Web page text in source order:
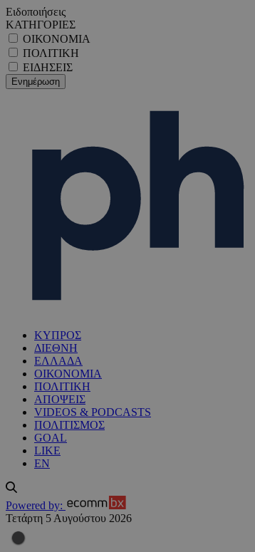
Ειδοποιήσεις
ΚΑΤΗΓΟΡΙΕΣ
ΟΙΚΟΝΟΜΙΑ
ΠΟΛΙΤΙΚΗ
ΕΙΔΗΣΕΙΣ
ΚΥΠΡΟΣ
ΔΙΕΘΝΗ
ΕΛΛΑΔΑ
ΟΙΚΟΝΟΜΙΑ
ΠΟΛΙΤΙΚΗ
ΑΠΟΨΕΙΣ
VIDEOS & PODCASTS
ΠΟΛΙΤΙΣΜΟΣ
GOAL
LIKE
EN
Powered by:
Τετάρτη 5 Αυγούστου 2026